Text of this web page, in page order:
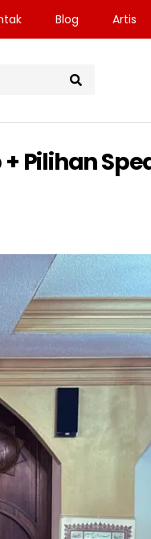
Blog Artis
Pilihan